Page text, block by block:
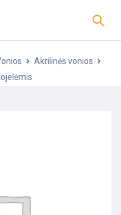
Akrilinės vonios